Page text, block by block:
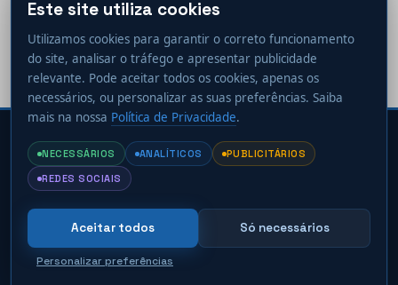
Já não é a gramática que o denuncia: 86% do
phishing passou a ser feito com IA
20 horas ago Ciberseguranca.PT
Ficha Técnica
Política de Privacidade
Política de Cookies
Preferências de cookies
Cibersegurança.PT· Todos os direitos reservados ·
info@ciberseguranca.pt
RSS
Este site utiliza cookies
Utilizamos cookies para garantir o correto funcionamento
do site, analisar o tráfego e apresentar publicidade
relevante. Pode aceitar todos os cookies, apenas os
necessários, ou personalizar as suas preferências. Saiba
mais na nossa Política de Privacidade.
NECESSÁRIOS ANALÍTICOS
PUBLICITÁRIOS
REDES SOCIAIS
Aceitar todos Só necessários
Personalizar preferências